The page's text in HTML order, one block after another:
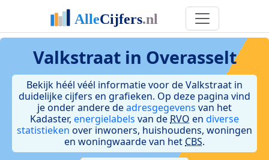
Valkstraat in Overasselt
Bekijk héél véél informatie voor de Valkstraat in
duidelijke cijfers en grafieken. Op deze pagina vind
je onder andere deadresgegevens van het
Kadaster, energielabels van de RVO en diverse
statistieken over inwoners, huishoudens, woningen
en woningwaarde van het CBS.